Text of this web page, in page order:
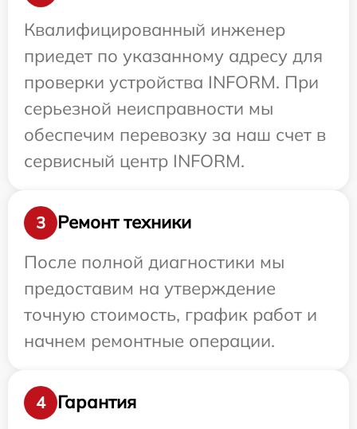
Квалифицированный инженер
приедет по указанному адресу для
проверки устройства INFORM. При
серьезной неисправности мы
обеспечим перевозку за наш счет в
сервисный центр INFORM.
3
Ремонт техники
После полной диагностики мы
предоставим на утверждение
точную стоимость, график работ и
начнем ремонтные операции.
4
Гарантия